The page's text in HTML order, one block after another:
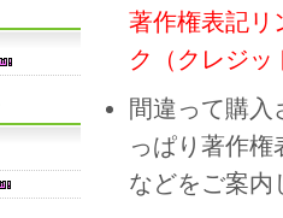
著作権表記リ
ク（クレジッ
間違って購
っぱり著作
などをご案内